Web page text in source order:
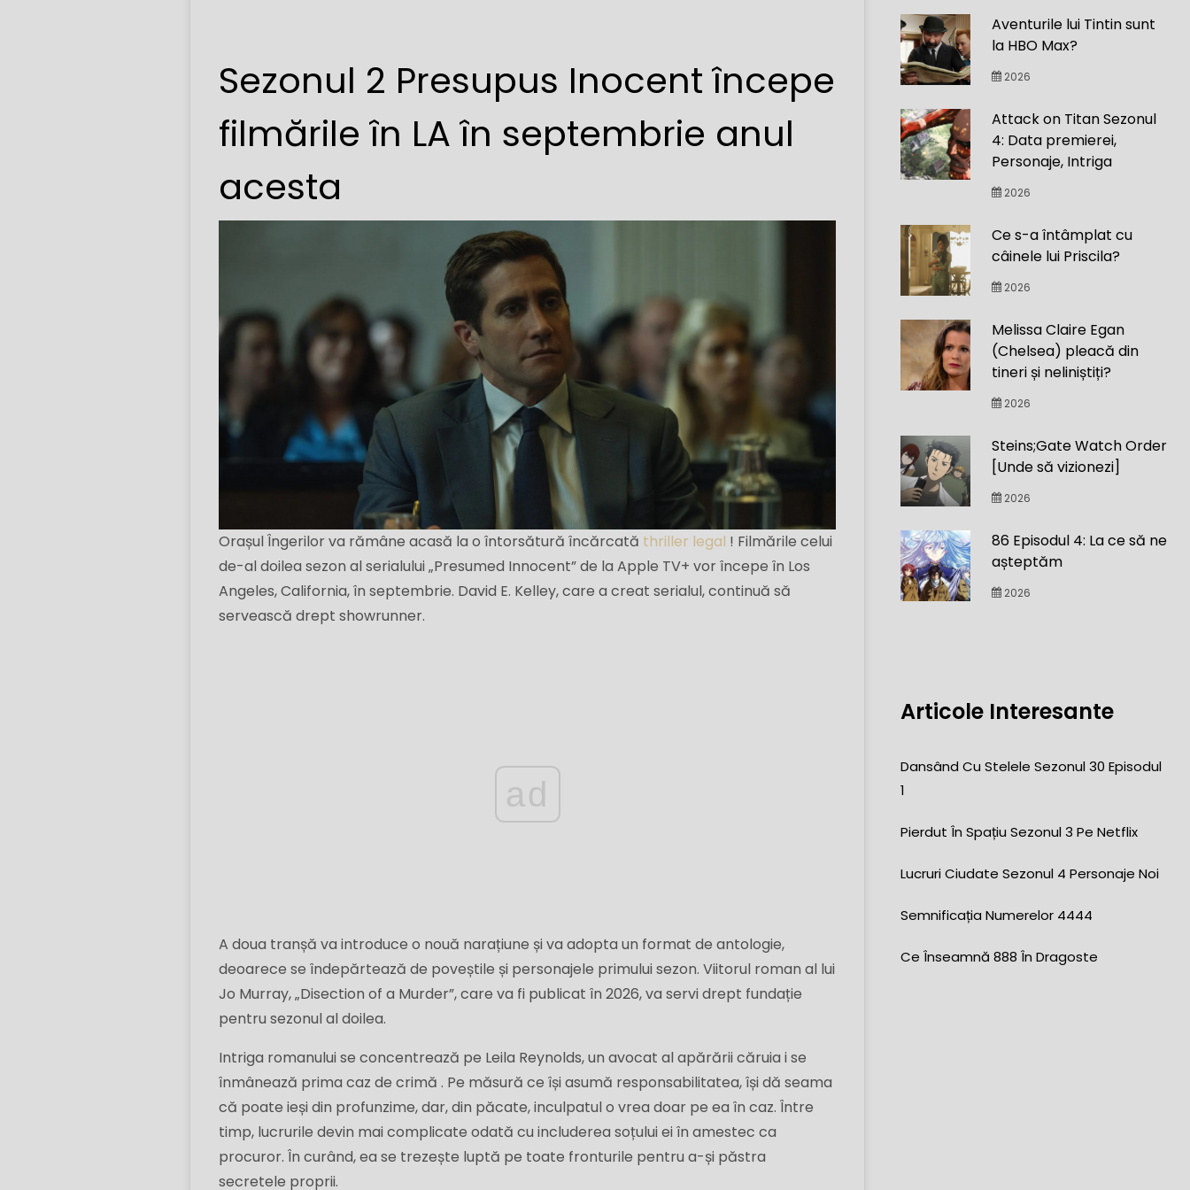
Sezonul 2 Presupus Inocent începe
filmările în LA în septembrie anul
acesta
Orașul Îngerilor va rămâne acasă la o întorsătură încărcată thriller legal ! Filmările celui
de-al doilea sezon al serialului „Presumed Innocent” de la Apple TV+ vor începe în Los
Angeles, California, în septembrie. David E. Kelley, care a creat serialul, continuă să
servească drept showrunner.
ad
A doua tranșă va introduce o nouă narațiune și va adopta un format de antologie,
deoarece se îndepărtează de poveștile și personajele primului sezon. Viitorul roman al lui
Jo Murray, „Disection of a Murder”, care va fi publicat în 2026, va servi drept fundație
pentru sezonul al doilea.
Intriga romanului se concentrează pe Leila Reynolds, un avocat al apărării căruia i se
înmânează prima caz de crimă . Pe măsură ce își asumă responsabilitatea, își dă seama
că poate ieși din profunzime, dar, din păcate, inculpatul o vrea doar pe ea în caz. Între
timp, lucrurile devin mai complicate odată cu includerea soțului ei în amestec ca
procuror. În curând, ea se trezește luptă pe toate fronturile pentru a-și păstra
secretele proprii.
Aventurile lui Tintin sunt
la HBO Max?
2026
Attack on Titan Sezonul
4: Data premierei,
Personaje, Intriga
2026
Ce s-a întâmplat cu
câinele lui Priscila?
2026
Melissa Claire Egan
(Chelsea) pleacă din
tineri și neliniștiți?
2026
Steins;Gate Watch Order
[Unde să vizionezi]
2026
86 Episodul 4: La ce să ne
așteptăm
2026
Articole Interesante
Dansând Cu Stelele Sezonul 30 Episodul
1
Pierdut În Spațiu Sezonul 3 Pe Netflix
Lucruri Ciudate Sezonul 4 Personaje Noi
Semnificația Numerelor 4444
Ce Înseamnă 888 În Dragoste